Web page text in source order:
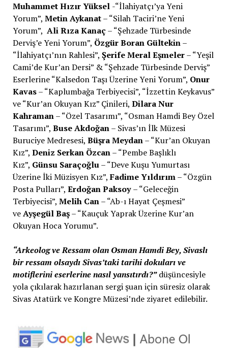
Muhammet Hızır Yüksel -“İlahiyatçı’ya Yeni
Yorum”, Metin Aykanat– “Silah Taciri’ne Yeni
Yorum”, Ali Rıza Kanaç – “Şehzade Türbesinde
Derviş’e Yeni Yorum”, Özgür Boran Gültekin–
“İlahiyatçı’nın Rahlesi”, Şerife Meral Eşmeler– “Yeşil
Cami’de Kur’an Dersi” & “Şehzade Türbesinde Derviş”
Eserlerine “Kalsedon Taşı Üzerine Yeni Yorum”, Onur
Kavas– “Kaplumbağa Terbiyecisi”, “İzzettin Keykavus”
ve “Kur’an Okuyan Kız” Çinileri, Dilara Nur
Kahraman– “Özel Tasarımı”, “Osman Hamdi Bey Özel
Tasarımı”, Buse Akdoğan– Sivas’ın İlk Müzesi
Buruciye Medresesi, Büşra Meydan– “Kur’an Okuyan
Kız”, Deniz Serkan Özcan– “Pembe Başlıklı
Kız”, Günsu Saraçoğlu– “Deve Kuşu Yumurtası
Üzerine İki Müzisyen Kız”,Fadime Yıldırım– “Özgün
Posta Pulları”, Erdoğan Paksoy– “Geleceğin
Terbiyecisi”, Melih Can– “Ab-ı Hayat Çeşmesi”
veAyşegül Baş– “Kauçuk Yaprak Üzerine Kur’an
Okuyan Hoca Yorumu”.
“Arkeolog ve Ressam olan Osman Hamdi Bey, Sivaslı
bir ressam olsaydı Sivas’taki tarihi dokuları ve
motiflerini eserlerine nasıl yansıtırdı?”düşüncesiyle
yola çıkılarak hazırlanan sergi şuan için süresiz olarak
Sivas Atatürk ve Kongre Müzesi’nde ziyaret edilebilir.